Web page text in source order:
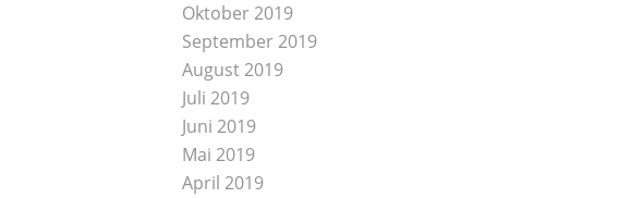
Oktober 2019
September 2019
August 2019
Juli 2019
Juni 2019
Mai 2019
April 2019